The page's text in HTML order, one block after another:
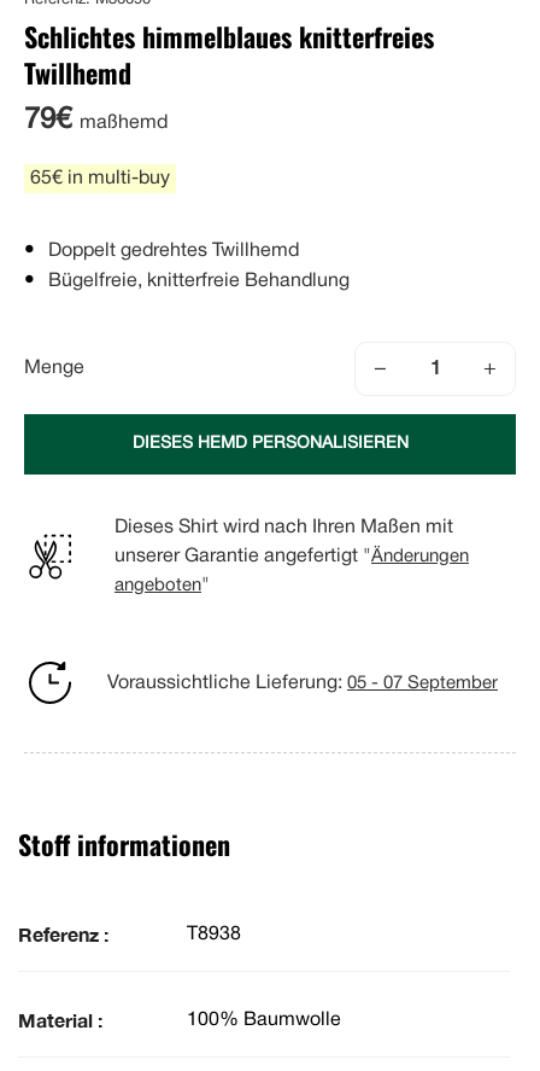
Schlichtes himmelblaues knitterfreies
Twillhemd
79€ maßhemd
65€ in multi-buy
Doppelt gedrehtes Twillhemd
Bügelfreie, knitterfreie Behandlung
Menge − +
DIESES HEMD PERSONALISIEREN
Dieses Shirt wird nach Ihren Maßen mit
unserer Garantie angefertigt "Änderungen
angeboten"
Voraussichtliche Lieferung: 05 - 07 September
Stoff informationen
Referenz : T8938
Material : 100% Baumwolle